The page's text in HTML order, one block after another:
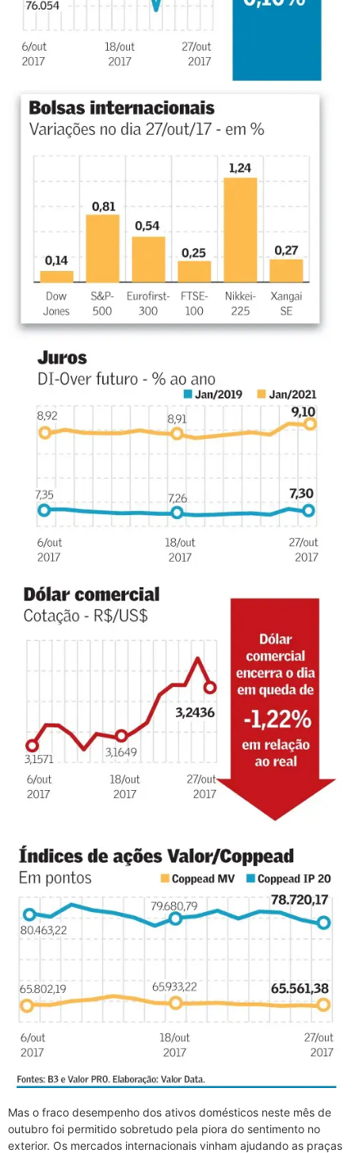
Mas o fraco desempenho dos ativos domésticos neste mês de
outubro foi permitido sobretudo pela piora do sentimento no
exterior. Os mercados internacionais vinham ajudando as praças